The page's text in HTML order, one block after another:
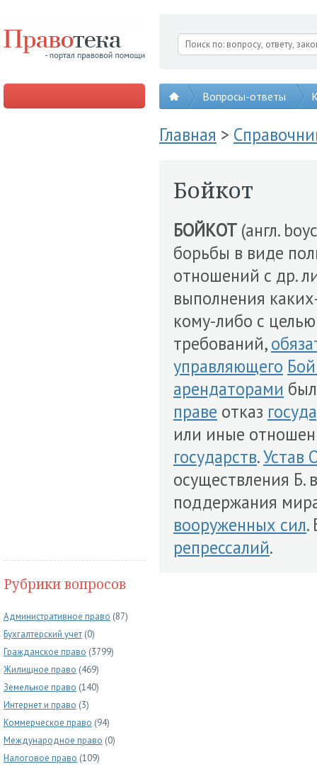
Вопросы-ответы
Рубрики вопросов
Административное право (87)
Бухгалтерский учет (0)
Гражданское право (3799)
Жилищное право (469)
Земельное право (140)
Интернет и право (3)
Коммерческое право (94)
Международное право (0)
Налоговое право (109)
Главная >
Бойкот
БОЙКОТ (англ.
борьбы в виде
отношений с др.
выполнения
кому-либо с
требований,
управляющего
арендаторами
праве отказ
или иные
государств.Устав
осуществления Б.
поддержания
вооруженных сил.
репрессалий.